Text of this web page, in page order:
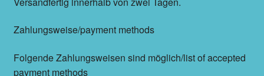
Zahlungsweise/payment methods
Folgende Zahlungsweisen sind möglich/list of accepted
payment methods